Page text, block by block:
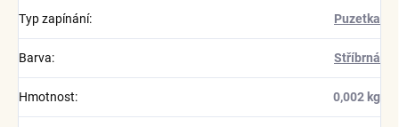
Typ zapínání: Puzetka
Barva: Stříbrná
Hmotnost: 0,002 kg